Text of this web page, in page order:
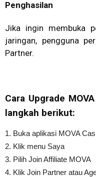
Penghasilan
Jika ingin membuka
jaringan, pengguna
Partner.
Cara Upgrade
langkah berikut:
1. Buka aplikasi MOVA
2. Klik menu Saya
3. Pilih Join Affiliate MOVA
4. Klik Join Partner atau